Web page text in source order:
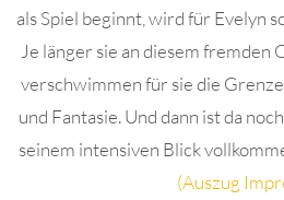
als Spiel beginnt, wird für Evelyn
Je länger sie an diesem
verschwimmen für sie die
und Fantasie. Und dann ist da
seinem intensiven Blick
(Auszug